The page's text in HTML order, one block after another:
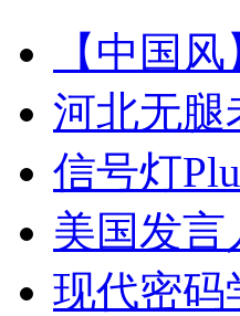
【中国
河北无腿
信号灯
美国发言
现代密